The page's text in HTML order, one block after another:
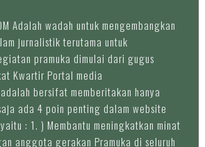
Adalah wadah untuk mengembangkan
jurnalistik terutama untuk
pramuka dimulai dari gugus
Kwartir Portal media
bersifat memberitakan hanya
ada 4 poin penting dalam website
: 1. ) Membantu meningkatkan minat
anggota gerakan Pramuka di seluruh